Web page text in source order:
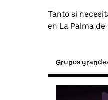
Tanto si
en La Palma
Grupos